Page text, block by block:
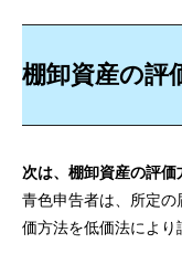
棚卸資産の評
次は、棚卸資産の評価
青色申告者は、所定
価方法を低価法により